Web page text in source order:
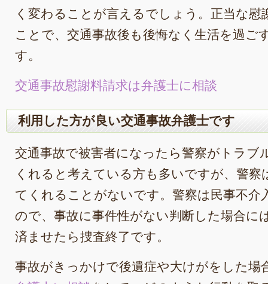
く変わることが言えるでしょう。正当な慰
ことで、交通事故後も後悔なく生活を過ご
す。
交通事故慰謝料請求は弁護士に相談
利用した方が良い交通事故弁護士です
交通事故で被害者になったら警察がトラブ
くれると考えている方も多いですが、警察
てくれることがないです。警察は民事不介
ので、事故に事件性がない判断した場合に
済ませたら捜査終了です。
事故がきっかけで後遺症や大けがをした場